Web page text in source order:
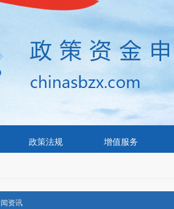
政策法规 增值服务
资讯